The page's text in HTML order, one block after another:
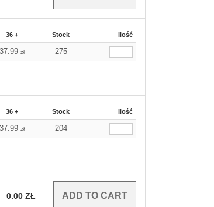
36 + Stock Ilość
37.99zł 275
36 + Stock Ilość
37.99zł 204
0.00 ZŁ